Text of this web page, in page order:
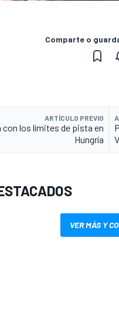
Comparte o
ARTÍCULO PREVIO
los límites de pista en
Hungría
VER MÁS Y